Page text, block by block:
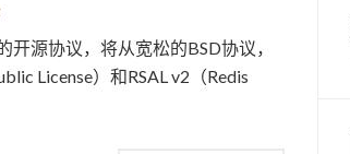
源协议，将从宽松的BSD协议，
License）和RSAL v2（Redis